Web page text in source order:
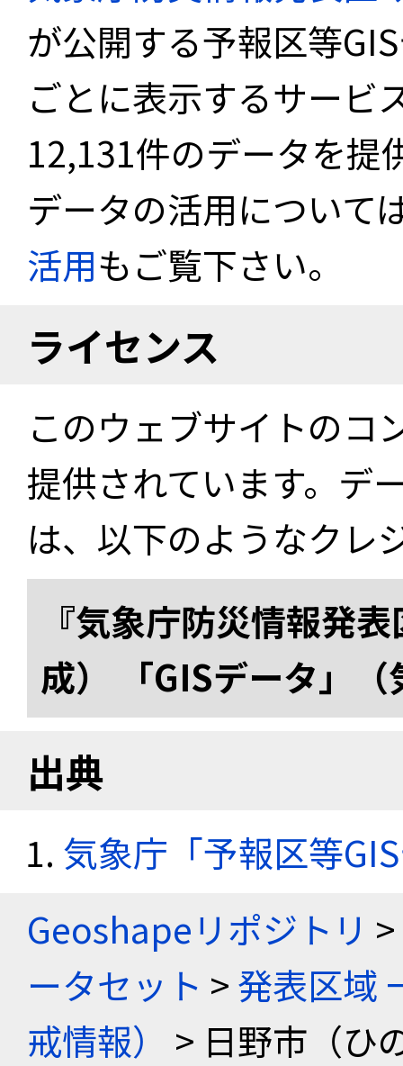
が公開する予報区等
ごとに表示するサービ
12,131件のデータを提
データの活用について
活用もご覧下さい。
ライセンス
このウェブサイトのコ
提供されています。デ
は、以下のようなクレ
『気象庁防災情報発
成） 「GISデータ」
出典
気象庁「予報区等
Geoshapeリポジトリ >
ータセット >発表区域
戒情報）
> 日野市（ひ